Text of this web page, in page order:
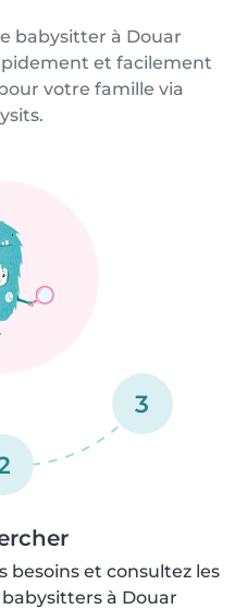
babysitter à Douar
et facilement
votre famille via
3
besoins et consultez les
à Douar